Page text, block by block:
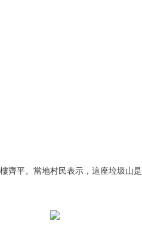
平。當地村民表示，這座垃圾山